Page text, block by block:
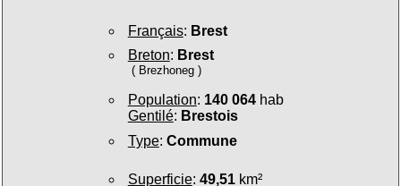
Français: Brest
Breton: Brest
( Brezhoneg )
Population: 140 064hab
Gentilé: Brestois
Type: Commune
Superficie: 49,51km²